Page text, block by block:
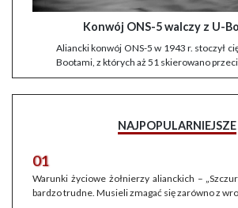
Konwój ONS-5 walczy z U-
Aliancki konwój ONS-5 w 1943 r. stoczył
Bootami, z których aż 51 skierowano
NAJPOPULARNIEJSZE
01
Warunki życiowe żołnierzy alianckich –
bardzo trudne. Musieli zmagać się zarówno z